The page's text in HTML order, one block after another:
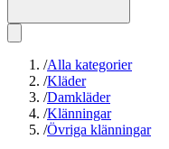
/Alla kategorier
/Kläder
/Damkläder
/Klänningar
/Övriga klänningar